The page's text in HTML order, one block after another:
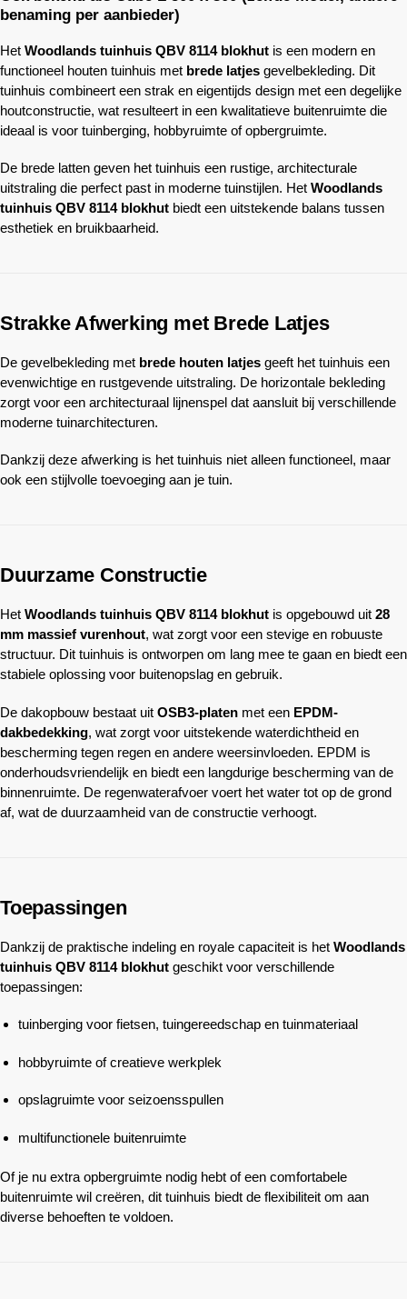
benaming per aanbieder)
Het Woodlands tuinhuis QBV 8114 blokhut is een modern en
functioneel houten tuinhuis met brede latjes gevelbekleding. Dit
tuinhuis combineert een strak en eigentijds design met een degelijke
houtconstructie, wat resulteert in een kwalitatieve buitenruimte die
ideaal is voor tuinberging, hobbyruimte of opbergruimte.
De brede latten geven het tuinhuis een rustige, architecturale
uitstraling die perfect past in moderne tuinstijlen. Het Woodlands
tuinhuis QBV 8114 blokhut biedt een uitstekende balans tussen
esthetiek en bruikbaarheid.
Strakke Afwerking met Brede Latjes
De gevelbekleding met brede houten latjes geeft het tuinhuis een
evenwichtige en rustgevende uitstraling. De horizontale bekleding
zorgt voor een architecturaal lijnenspel dat aansluit bij verschillende
moderne tuinarchitecturen.
Dankzij deze afwerking is het tuinhuis niet alleen functioneel, maar
ook een stijlvolle toevoeging aan je tuin.
Duurzame Constructie
Het Woodlands tuinhuis QBV 8114 blokhut is opgebouwd uit 28
mm massief vurenhout, wat zorgt voor een stevige en robuuste
structuur. Dit tuinhuis is ontworpen om lang mee te gaan en biedt een
stabiele oplossing voor buitenopslag en gebruik.
De dakopbouw bestaat uit OSB3-platen met een EPDM-
dakbedekking, wat zorgt voor uitstekende waterdichtheid en
bescherming tegen regen en andere weersinvloeden. EPDM is
onderhoudsvriendelijk en biedt een langdurige bescherming van de
binnenruimte. De regenwaterafvoer voert het water tot op de grond
af, wat de duurzaamheid van de constructie verhoogt.
Toepassingen
Dankzij de praktische indeling en royale capaciteit is het Woodlands
tuinhuis QBV 8114 blokhut geschikt voor verschillende
toepassingen:
tuinberging voor fietsen, tuingereedschap en tuinmateriaal
hobbyruimte of creatieve werkplek
opslagruimte voor seizoensspullen
multifunctionele buitenruimte
Of je nu extra opbergruimte nodig hebt of een comfortabele
buitenruimte wil creëren, dit tuinhuis biedt de flexibiliteit om aan
diverse behoeften te voldoen.